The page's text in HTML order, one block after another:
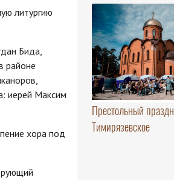
литургию
Бида,
районе
иерей Максим
хора под
Престольный
Тимирязевское